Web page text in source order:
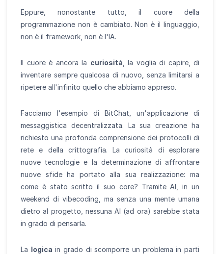
Eppure, nonostante tutto, il cuore della
programmazione non è cambiato. Non è il linguaggio,
non è il framework, non è l'IA.
Il cuore è ancora la curiosità , la voglia di capire, di
inventare sempre qualcosa di nuovo, senza limitarsi a
ripetere all'infinito quello che abbiamo appreso.
Facciamo l'esempio di BitChat, un'applicazione di
messaggistica decentralizzata. La sua creazione ha
richiesto una profonda comprensione dei protocolli di
rete e della crittografia. La curiosità di esplorare
nuove tecnologie e la determinazione di affrontare
nuove sfide ha portato alla sua realizzazione: ma
come è stato scritto il suo core? Tramite AI, in un
weekend di vibecoding, ma senza una mente umana
dietro al progetto, nessuna AI (ad ora) sarebbe stata
in grado di pensarla.
La logica in grado di scomporre un problema in parti